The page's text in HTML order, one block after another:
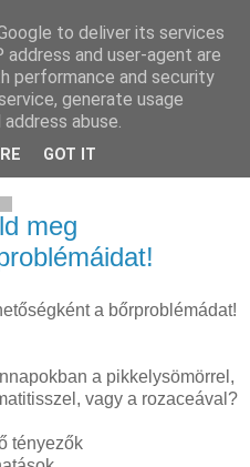
meg
a bőrproblémádat!
a pikkelysömörrel,
vagy a rozaceával?
tényezők
to deliver its services
and user-agent are
performance and security
generate usage
abuse.
GOT IT